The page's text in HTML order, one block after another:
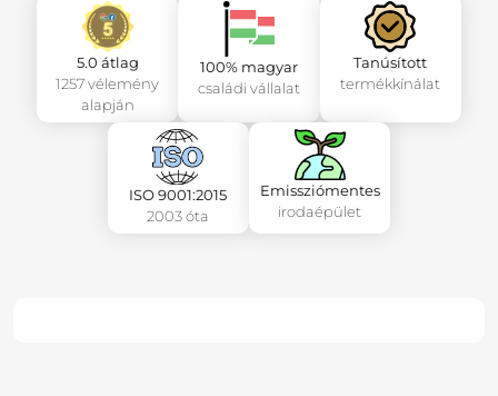
5.0 átlag
1257 vélemény
alapján
100% magyar
családi vállalat
Tanúsított
termékkínálat
ISO 9001:2015
2003 óta
Emissziómentes
irodaépület